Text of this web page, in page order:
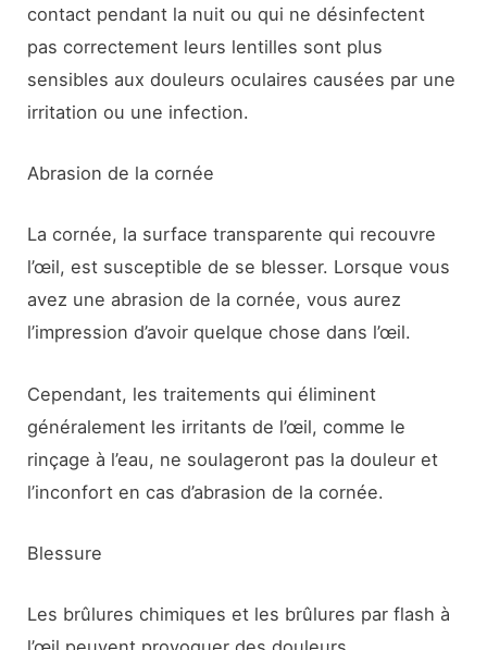
contact pendant la nuit ou qui ne désinfectent
pas correctement leurs lentilles sont plus
sensibles aux douleurs oculaires causées par une
irritation ou une infection.
Abrasion de la cornée
La cornée, la surface transparente qui recouvre
l’œil, est susceptible de se blesser. Lorsque vous
avez une abrasion de la cornée, vous aurez
l’impression d’avoir quelque chose dans l’œil.
Cependant, les traitements qui éliminent
généralement les irritants de l’œil, comme le
rinçage à l’eau, ne soulageront pas la douleur et
l’inconfort en cas d’abrasion de la cornée.
Blessure
Les brûlures chimiques et les brûlures par flash à